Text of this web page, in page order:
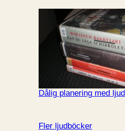
Dålig planering med
Fler ljudböcker